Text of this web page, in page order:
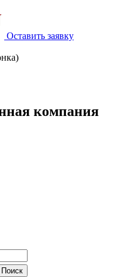
Оставить заявку
компания